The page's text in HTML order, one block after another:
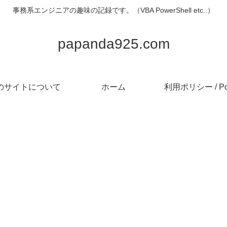
事務系エンジニアの趣味の記録です。（VBA PowerShell etc..）
papanda925.com
サイトについて ホーム 利用ポリシー /